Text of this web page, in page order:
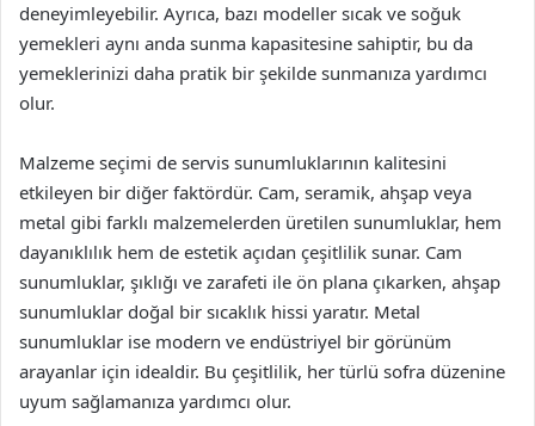
deneyimleyebilir. Ayrıca, bazı modeller sıcak ve soğuk
yemekleri aynı anda sunma kapasitesine sahiptir, bu da
yemeklerinizi daha pratik bir şekilde sunmanıza yardımcı
olur.
Malzeme seçimi de servis sunumluklarının kalitesini
etkileyen bir diğer faktördür. Cam, seramik, ahşap veya
metal gibi farklı malzemelerden üretilen sunumluklar, hem
dayanıklılık hem de estetik açıdan çeşitlilik sunar. Cam
sunumluklar, şıklığı ve zarafeti ile ön plana çıkarken, ahşap
sunumluklar doğal bir sıcaklık hissi yaratır. Metal
sunumluklar ise modern ve endüstriyel bir görünüm
arayanlar için idealdir. Bu çeşitlilik, her türlü sofra düzenine
uyum sağlamanıza yardımcı olur.